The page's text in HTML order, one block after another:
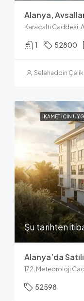
1 52800
Selehaddin Çelik
İKAMET IÇIN
Şu tarihten
52598